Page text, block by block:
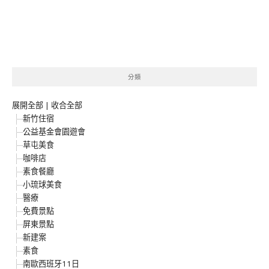
分類
展開全部 | 收合全部
新竹住宿
公益基金會園遊會
草屯美食
咖啡店
素食餐廳
小琉球美食
醫療
免費景點
屏東景點
新建案
素食
南歐西班牙11日